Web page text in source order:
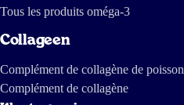
J.v.d.Berg
Tous les produits oméga-3
Collageen
Complément de collagène de poisson
Complément de collagène